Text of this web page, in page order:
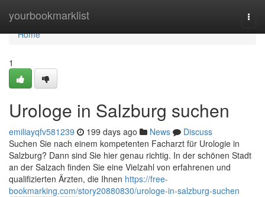
yourbookmarklist
Home
Home
1
Urologe in Salzburg suchen
emiliayqfv581239 199 days ago News
Discuss
Suchen Sie nach einem kompetenten Facharzt für Urologie in
Salzburg? Dann sind Sie hier genau richtig. In der schönen Stadt
an der Salzach finden Sie eine Vielzahl von erfahrenen und
qualifizierten Ärzten, die Ihnen https://free-
bookmarking.com/story20880830/urologe-in-salzburg-suchen